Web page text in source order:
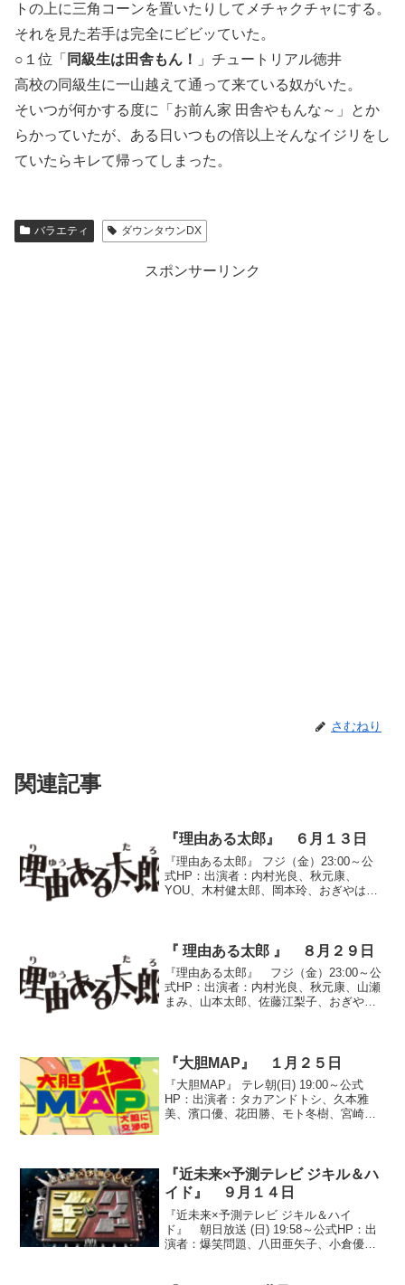
トの上に三角コーンを置いたりしてメチャクチャにする。
それを見た若手は完全にビビッていた。
○１位「 同級生は田舎もん！
」チュートリアル徳井
高校の同級生に一山越えて通って来ている奴がいた。
そいつが何かする度に「お前ん家 田舎やもんな～」とか
らかっていたが、ある日いつもの倍以上そんなイジリをし
ていたらキレて帰ってしまった。
バラエティ ダウンタウンDX
スポンサーリンク
さむねり
関連記事
『理由ある太郎』 ６月１３日
『理由ある太郎』 フジ（金）23:00～公
式HP：出演者：内村光良、秋元康、
YOU、木村健太郎、岡本玲、おぎやは
う言葉は、江戸時...
『 理由ある太郎 』 ８月２９日
『理由ある太郎』 フジ（金）23:00～公
式HP：出演者：内村光良、秋元康、山瀬
まみ、山本太郎、佐藤江梨子、おぎやは
略？～』１８３...
『大胆MAP』 １月２５日
『大胆MAP』 テレ朝(日) 19:00～公式
HP：出演者：タカアンドトシ、久本雅
美、濱口優、花田勝、モト冬樹、宮崎美
新版」(...
『近未来×予測テレビ ジキル＆ハ
イド』 ９月１４日
『近未来×予測テレビ ジキル＆ハイ
ド』 朝日放送 (日) 19:58～公式HP：出
演者：爆笑問題、八田亜矢子、小倉優